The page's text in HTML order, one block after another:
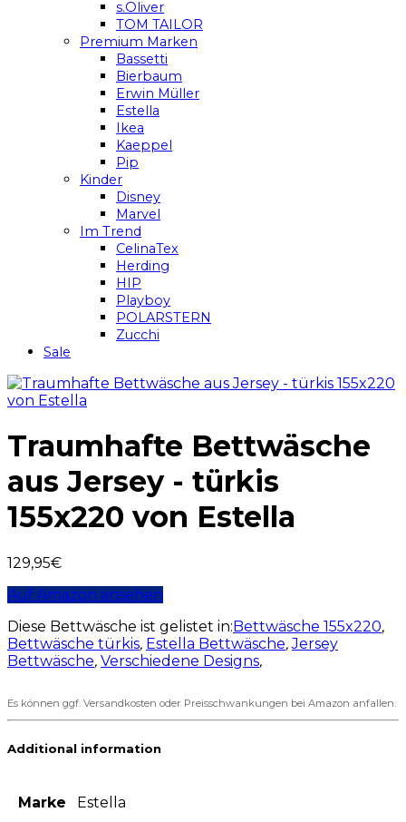
s.Oliver
TOM TAILOR
Premium Marken
Bassetti
Bierbaum
Erwin Müller
Estella
Ikea
Kaeppel
Pip
Kinder
Disney
Marvel
Im Trend
CelinaTex
Herding
HIP
Playboy
POLARSTERN
Zucchi
Sale
Traumhafte Bettwäsche
aus Jersey - türkis
155x220 von Estella
129,95€
Auf Amazon ansehen
Diese Bettwäsche ist gelistet in:Bettwäsche 155x220,
Bettwäsche türkis, Estella Bettwäsche, Jersey
Bettwäsche, Verschiedene Designs,
Es können ggf. Versandkosten oder Preisschwankungen bei Amazon anfallen.
Additional information
Marke Estella